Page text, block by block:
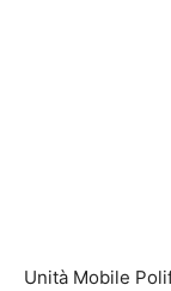
Unità Mobile